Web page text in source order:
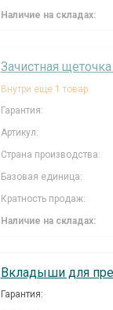
Наличие на складах:
Зачистная
Внутри еще 1 товар
Гарантия:
Артикул:
Страна производства:
Базовая единица:
Кратность продаж:
Наличие на складах:
Вкладыши для
Гарантия: